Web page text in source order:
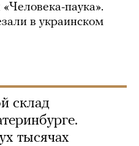
паука».
в украинском
склад
тысячах